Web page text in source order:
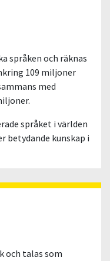
språken och räknas
109 miljoner
med
språket i världen
betydande kunskap i
och talas som